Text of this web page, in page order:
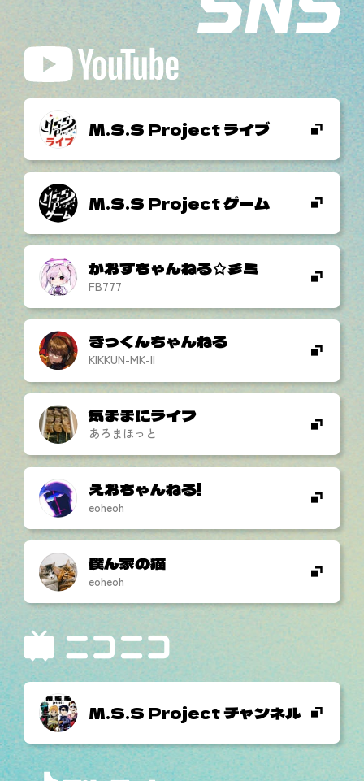
M.S.S Project ライブ
M.S.S Project ゲーム
かおすちゃんねる☆彡ミ
FB777
きっくんちゃんねる
KIKKUN-MK-II
気ままにライフ
あろまほっと
えおちゃんねる!
eoheoh
僕ん家の猫
eoheoh
M.S.S Project チャンネル